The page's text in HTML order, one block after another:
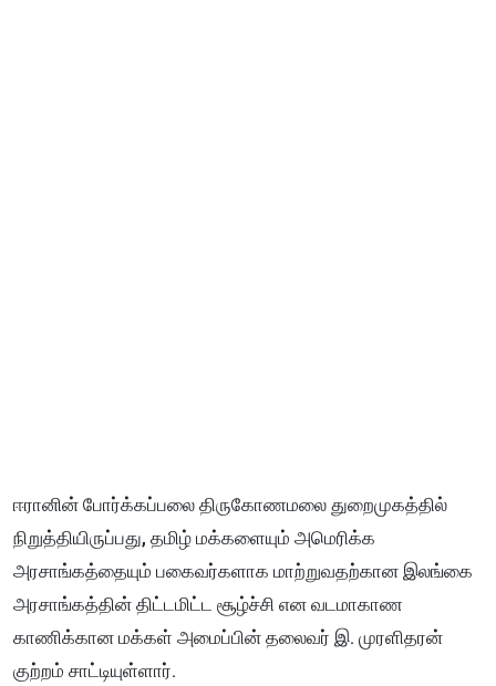
ஈரானின் போர்க்கப்பலை திருகோணமலை துறைமுகத்தில்
நிறுத்தியிருப்பது, தமிழ் மக்களையும் அமெரிக்க
அரசாங்கத்தையும் பகைவர்களாக மாற்றுவதற்கான இலங்கை
அரசாங்கத்தின் திட்டமிட்ட சூழ்ச்சி என வடமாகாண
காணிக்கான மக்கள் அமைப்பின் தலைவர் இ. முரளிதரன்
குற்றம் சாட்டியுள்ளார்.